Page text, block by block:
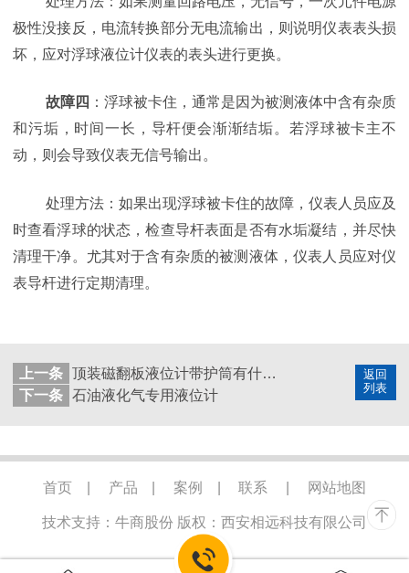
极性没接反，电流转换部分无电流输出，则说明仪表表头损
坏，应对浮球液位计仪表的表头进行更换。
故障四 ：浮球被卡住，通常是因为被测液体中含有杂质
和污垢，时间一长，导杆便会渐渐结垢。若浮球被卡主不
动，则会导致仪表无信号输出。
处理方法：如果出现浮球被卡住的故障，仪表人员应及
时查看浮球的状态，检查导杆表面是否有水垢凝结，并尽快
清理干净。尤其对于含有杂质的被测液体，仪表人员应对仪
表导杆进行定期清理。
返回
列表
上一条
顶装磁翻板液位计带护筒有什么好处？
下一条 石油液化气专用液位计
首页 产品 案例 联系 网站地图
技术支持：牛商股份 版权：西安相远科技有限公司